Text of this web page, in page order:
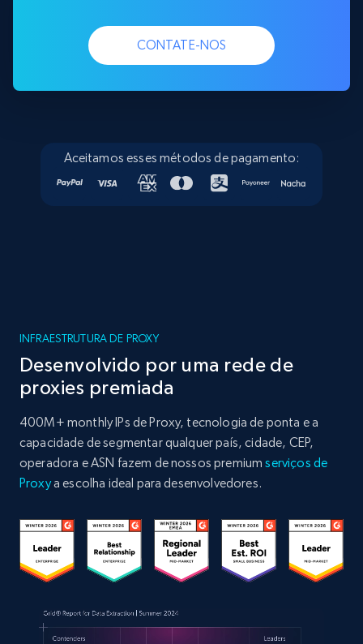
CONTATE-NOS
Aceitamos esses métodos de pagamento:
INFRAESTRUTURA DE PROXY
Desenvolvido por uma rede de
proxies premiada
400M+ monthly IPs de Proxy, tecnologia de ponta e a
capacidade de segmentar qualquer país, cidade, CEP,
operadora e ASN fazem de nossos premiumserviços de
Proxya escolha ideal para desenvolvedores.